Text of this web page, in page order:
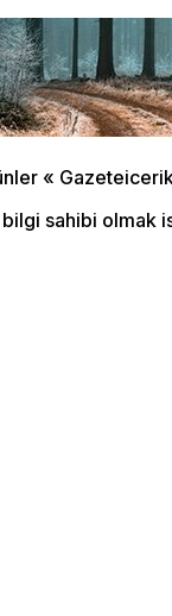
sahibi olmak